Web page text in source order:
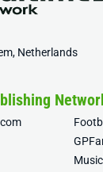
Netherlands